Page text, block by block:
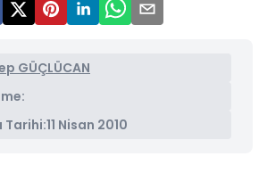
GÜÇLÜCAN
Tarihi:11 Nisan 2010